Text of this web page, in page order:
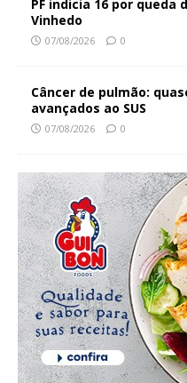
PF indicia 16 por queda
Vinhedo
07/08/2026 0
Câncer de pulmão:
avançados ao SUS
07/08/2026 0